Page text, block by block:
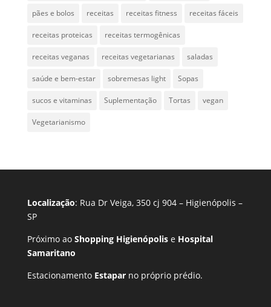
pães e bolos receitas receitas fitness receitas fáceis
receitas proteicas receitas termogênicas
receitas veganas receitas vegetarianas saladas
saúde e bem-estar sobremesas light Sopas
sucos e vitaminas Suplementação Tortas vegan
Vegetarianismo
Localização: Rua Dr Veiga, 350 cj 904 – Higienópolis –
SP
Próximo ao Shopping Higienópolise Hospital
Samaritano
Estacionamento Estaparno próprio prédio.